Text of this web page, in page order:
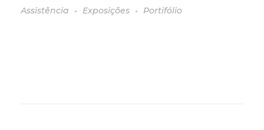
Assistência
Exposições Portifólio